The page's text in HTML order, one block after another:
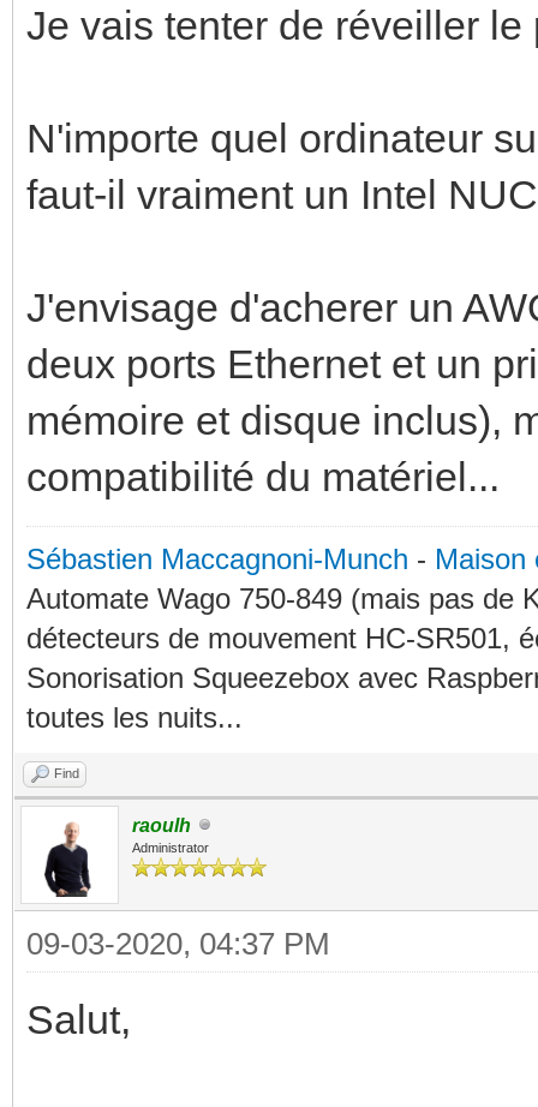
Je vais tenter de réveiller le
N'importe quel ordinateur
faut-il vraiment un Intel
J'envisage d'acherer un
deux ports Ethernet et un
mémoire et disque inclus),
compatibilité du matériel...
Sébastien Maccagnoni-Munch - Maison
Automate Wago 750-849 (mais pas de
détecteurs de mouvement HC-SR501,
Sonorisation Squeezebox avec
toutes les nuits...
Find
raoulh
Administrator
09-03-2020, 04:37 PM
Salut,